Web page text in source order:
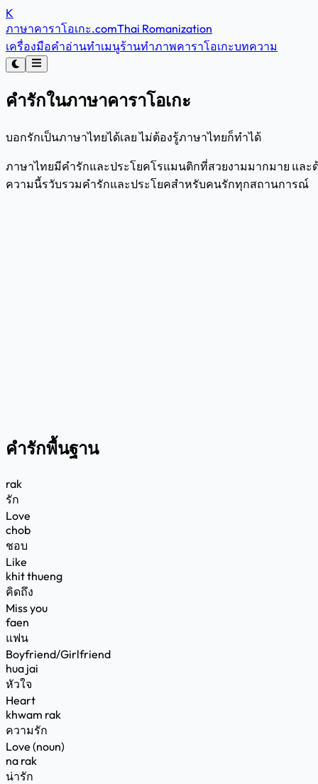
K
ภาษาคาราโอเกะ.comThai Romanization
เครื่องมือคำอ่านทำเมนูร้านทำภาพคาราโอเกะบทความ
คำรักในภาษาคาราโอเกะ
บอกรักเป็นภาษาไทยได้เลย ไม่ต้องรู้ภาษาไทยก็ทำได้
ภาษาไทยมีคำรักและประโยคโรแมนติกที่สวยงามมากมาย และ
ความนี้รวับรวมคำรักและประโยคสำหรับคนรักทุกสถานการณ์
คำรักพื้นฐาน
rak
รัก
Love
chob
ชอบ
Like
khit thueng
คิดถึง
Miss you
faen
แฟน
Boyfriend/Girlfriend
hua jai
หัวใจ
Heart
khwam rak
ความรัก
Love (noun)
na rak
น่ารัก